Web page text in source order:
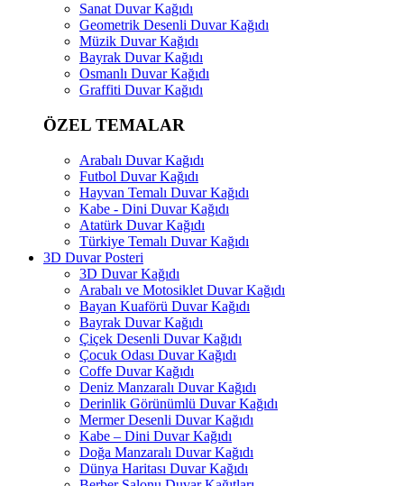
Sanat Duvar Kağıdı
Geometrik Desenli Duvar Kağıdı
Müzik Duvar Kağıdı
Bayrak Duvar Kağıdı
Osmanlı Duvar Kağıdı
Graffiti Duvar Kağıdı
ÖZEL TEMALAR
Arabalı Duvar Kağıdı
Futbol Duvar Kağıdı
Hayvan Temalı Duvar Kağıdı
Kabe - Dini Duvar Kağıdı
Atatürk Duvar Kağıdı
Türkiye Temalı Duvar Kağıdı
3D Duvar Posteri
3D Duvar Kağıdı
Arabalı ve Motosiklet Duvar Kağıdı
Bayan Kuaförü Duvar Kağıdı
Bayrak Duvar Kağıdı
Çiçek Desenli Duvar Kağıdı
Çocuk Odası Duvar Kağıdı
Coffe Duvar Kağıdı
Deniz Manzaralı Duvar Kağıdı
Derinlik Görünümlü Duvar Kağıdı
Mermer Desenli Duvar Kağıdı
Kabe – Dini Duvar Kağıdı
Doğa Manzaralı Duvar Kağıdı
Dünya Haritası Duvar Kağıdı